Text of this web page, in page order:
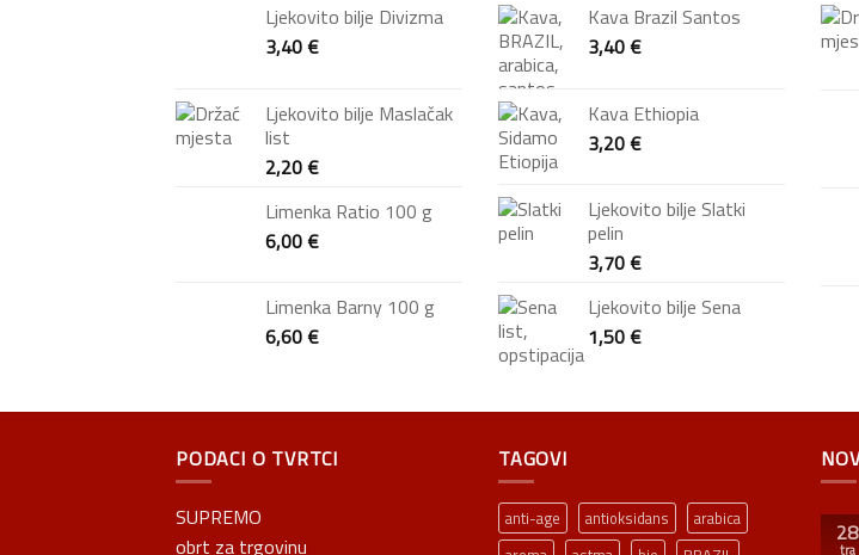
Ljekovito bilje Divizma
3,40€
Ljekovito bilje Maslačak
list
2,20€
Limenka Ratio 100 g
6,00€
Limenka Barny 100 g
6,60€
Kava Brazil Santos
3,40€
Kava Ethiopia
3,20€
Ljekovito bilje Slatki
pelin
3,70€
Ljekovito bilje Sena
1,50€
PODACI O TVRTCI
SUPREMO
obrt za trgovinu
TAGOVI
anti-age antioksidans
arabica
28
tra